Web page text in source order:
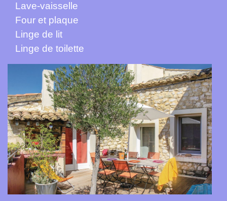
Lave-vaisselle
Four et plaque
Linge de lit
Linge de toilette